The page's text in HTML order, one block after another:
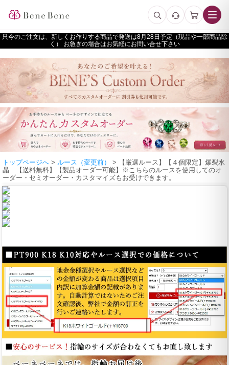
只今のご注文は、新しくお作りする商品で発送は
予定（現品や一部商品除
く） お急ぎの場合はお気軽にお問い合せ下さい
トップページへ > ルース（変更前）
> 【厳選ルース】【４個限定】爆裂水
晶 【送料無料】【製品オーダー可能】※こちらのルースを使用してのオ
ーダー・セミオーダー・カスタマイズもお受けできます。